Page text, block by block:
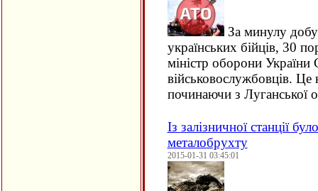
За минулу
українських бійців, 30
міністр оборони
військовослужбовців. Це
починаючи з Луганської
Із залізничної станції
металобрухту
2015-01-31 03:45:01